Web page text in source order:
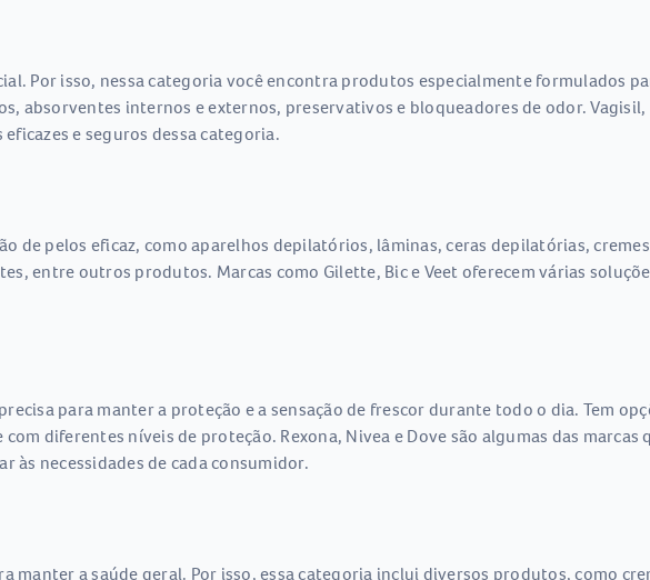
Por isso, nessa categoria você encontra produtos especialmente formulados
absorventes internos e externos, preservativos e bloqueadores de odor.
e seguros dessa categoria.
de pelos eficaz, como aparelhos depilatórios, lâminas, ceras depilatórias,
entre outros produtos. Marcas como Gilette, Bic e Veet oferecem várias
para manter a proteção e a sensação de frescor durante todo o dia. Tem
diferentes níveis de proteção. Rexona, Nivea e Dove são algumas das marcas
às necessidades de cada consumidor.
manter a saúde geral. Por isso, essa categoria inclui diversos produtos, como